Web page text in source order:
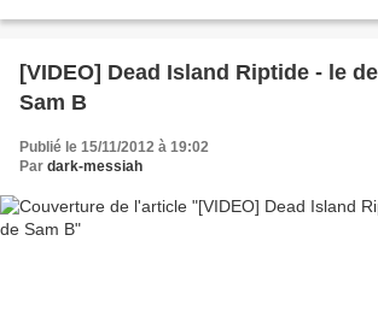
[VIDEO] Dead Island Riptide - le
Sam B
Publié le 15/11/2012 à 19:02
Par dark-messiah